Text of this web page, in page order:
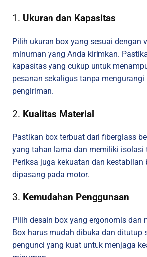
1. Ukuran dan Kapasitas
Pilih ukuran box yang sesuai dengan
minuman yang Anda kirimkan.
kapasitas yang cukup untuk
pesanan sekaligus tanpa mengurangi
pengiriman.
2. Kualitas Material
Pastikan box terbuat dari fiberglass
yang tahan lama dan memiliki isolasi
Periksa juga kekuatan dan kestabilan
dipasang pada motor.
3. Kemudahan Penggunaan
Pilih desain box yang ergonomis dan
Box harus mudah dibuka dan ditutup
pengunci yang kuat untuk menjaga